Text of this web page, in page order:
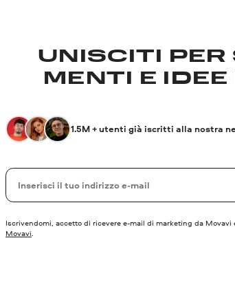
UNISCITI
MENTI E
1.5M + utenti già iscritti alla nostra
La tua e-mail
Iscrivendomi, accetto di ricevere e-mail di marketing da Movavi
Movavi